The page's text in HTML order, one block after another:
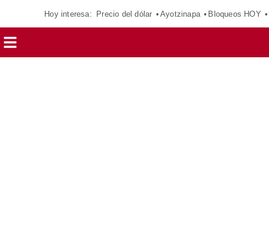
Hoy interesa: Precio del dólar Ayotzinapa Bloqueos HOY